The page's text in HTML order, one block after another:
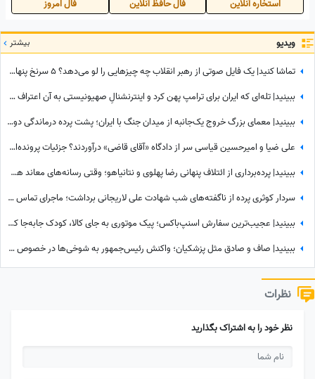
استخاره آنلاین فال حافظ آنلاین فال امروز
ویدیو بیشتر
تماشا کنید| یک فایل صوتی از رهبر انقلاب چه چیزهایی را لو می‌دهد؟ 5 سرنخ پنهان در یک صدا که چیزی از آن نمی‌دانستید
ببینید| تله‌ای که ایران برای ترامپ پهن کرد و اینترنشنالِ صهیونیستی به آن اعتراف کرد!
ببینید| معمای بزرگ خروج یک‌جانبه از میدان جنگ با ایران؛ پشت پرده درماندگی دولتمردان آمریکایی!
علی ضیا و امیرحسین قیاسی سر از دادگاه «آقای قاضی» درآوردند؟ جزئیات پرونده‌ای که اینترنت را ترکاند!
ببینید| پرده‌برداری از ائتلاف پنهانی رضا پهلوی و نتانیاهو؛ وقتی رسانه‌های معاند هم به بی‌عرضگی اپوزیسیون اعتراف می‌کنند!
سردار کوثری پرده از ناگفته‌های شب شهادت علی لاریجانی برداشت؛ ماجرای تماس آخر پسر شهید لاریجانی چه بود؟
ببینید| عجیب‌ترین سفارش اسنپ‌باکس؛ پیک موتوری به جای کالا، کودک جابه‌جا کرد!
ببینید| صاف و صادق مثل پزشکیان؛ واکنش رئیس‌جمهور به شوخی‌ها در خصوص درخت کاشتنش در پاکستان: من اهل فیلم بازی کردن...
نظرات
نظر خود را به اشتراک بگذارید